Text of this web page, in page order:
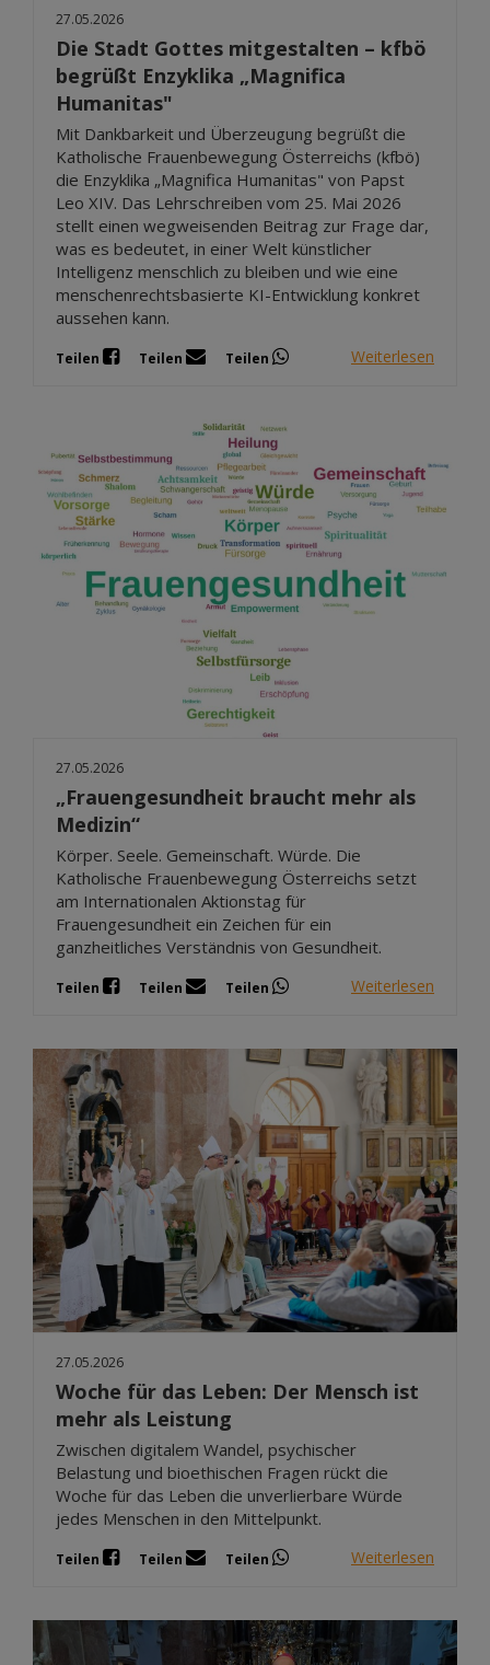
27.05.2026
Die Stadt Gottes mitgestalten – kfbö
begrüßt Enzyklika „Magnifica
Humanitas"
Mit Dankbarkeit und Überzeugung begrüßt die
Katholische Frauenbewegung Österreichs (kfbö)
die Enzyklika „Magnifica Humanitas" von Papst
Leo XIV. Das Lehrschreiben vom 25. Mai 2026
stellt einen wegweisenden Beitrag zur Frage dar,
was es bedeutet, in einer Welt künstlicher
Intelligenz menschlich zu bleiben und wie eine
menschenrechtsbasierte KI-Entwicklung konkret
aussehen kann.
Teilen Teilen Teilen Weiterlesen
27.05.2026
„Frauengesundheit braucht mehr als
Medizin“
Körper. Seele. Gemeinschaft. Würde. Die
Katholische Frauenbewegung Österreichs setzt
am Internationalen Aktionstag für
Frauengesundheit ein Zeichen für ein
ganzheitliches Verständnis von Gesundheit.
Teilen Teilen Teilen Weiterlesen
27.05.2026
Woche für das Leben: Der Mensch ist
mehr als Leistung
Zwischen digitalem Wandel, psychischer
Belastung und bioethischen Fragen rückt die
Woche für das Leben die unverlierbare Würde
jedes Menschen in den Mittelpunkt.
Teilen Teilen Teilen Weiterlesen